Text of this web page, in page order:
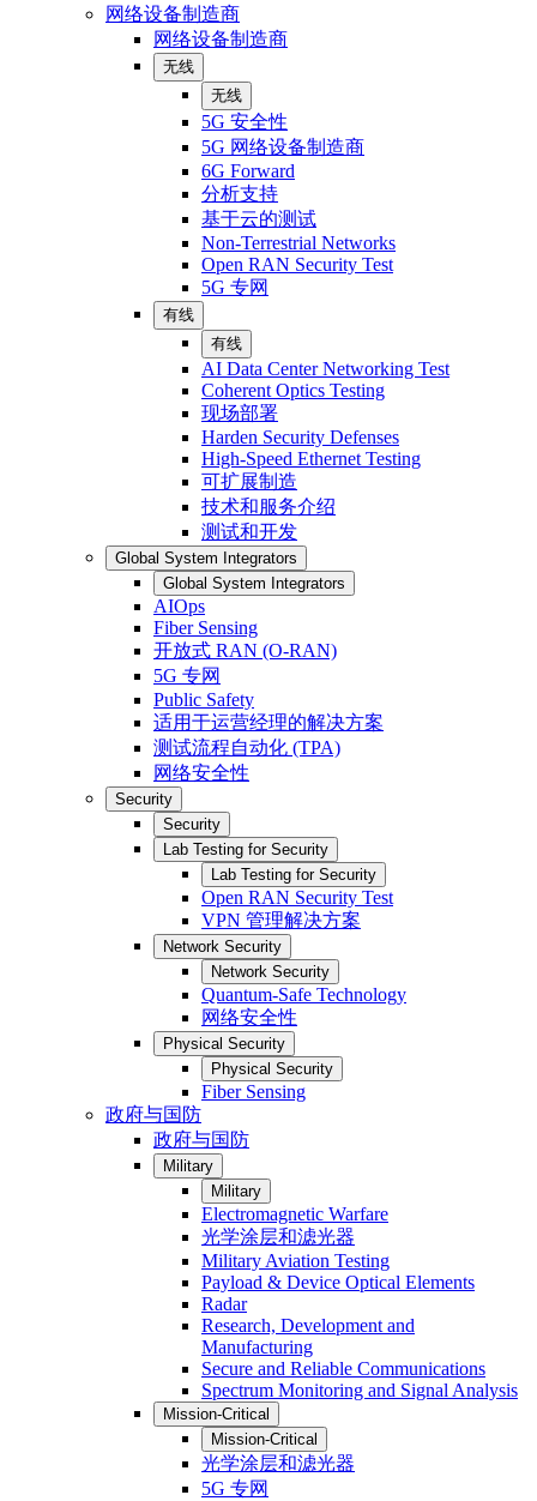
网络设备制造商
网络设备制造商
无线
无线
5G 安全性
5G 网络设备制造商
6G Forward
分析支持
基于云的测试
Non-Terrestrial Networks
Open RAN Security Test
5G 专网
有线
有线
AI Data Center Networking Test
Coherent Optics Testing
现场部署
Harden Security Defenses
High-Speed Ethernet Testing
可扩展制造
技术和服务介绍
测试和开发
Global System Integrators
Global System Integrators
AIOps
Fiber Sensing
开放式 RAN (O-RAN)
5G 专网
Public Safety
适用于运营经理的解决方案
测试流程自动化 (TPA)
网络安全性
Security
Security
Lab Testing for Security
Lab Testing for Security
Open RAN Security Test
VPN 管理解决方案
Network Security
Network Security
Quantum-Safe Technology
网络安全性
Physical Security
Physical Security
Fiber Sensing
政府与国防
政府与国防
Military
Military
Electromagnetic Warfare
光学涂层和滤光器
Military Aviation Testing
Payload & Device Optical Elements
Radar
Research, Development and
Manufacturing
Secure and Reliable Communications
Spectrum Monitoring and Signal Analysis
Mission-Critical
Mission-Critical
光学涂层和滤光器
5G 专网